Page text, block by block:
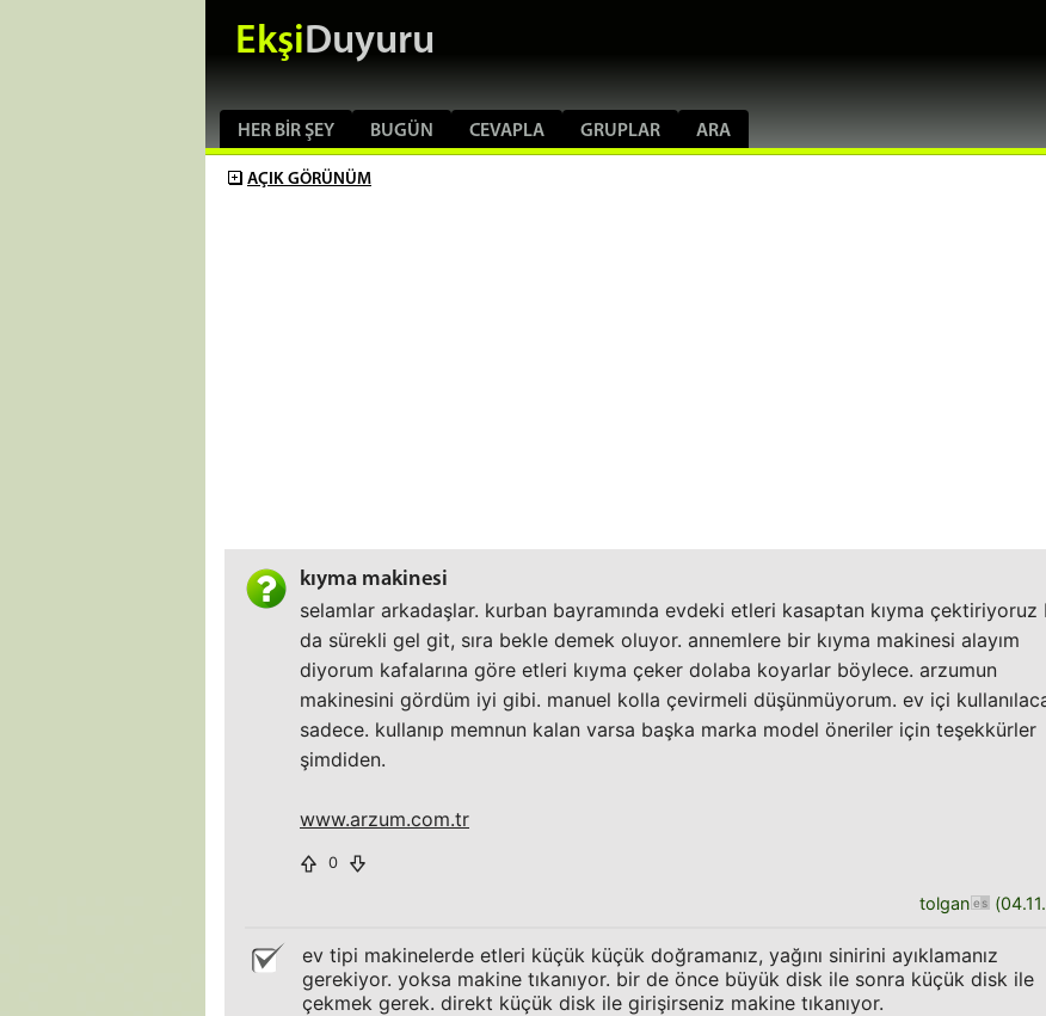
EkşiDuyuru
HER BIR ŞEY BUGÜN CEVAPLA GRUPLAR ARA
AÇIK GÖRÜNÜM
kıyma makinesi
selamlar arkadaşlar. kurban bayramında evdeki etleri kasaptan kıyma çektiriyoruz
da sürekli gel git, sıra bekle demek oluyor. annemlere bir kıyma makinesi alayım
diyorum kafalarına göre etleri kıyma çeker dolaba koyarlar böylece. arzumun
makinesini gördüm iyi gibi. manuel kolla çevirmeli düşünmüyorum. ev içi
sadece. kullanıp memnun kalan varsa başka marka model öneriler için teşekkürler
şimdiden.
www.arzum.com.tr
0
tolgan (
ev tipi makinelerde etleri küçük küçük doğramanız, yağını sinirini ayıklamanız
gerekiyor. yoksa makine tıkanıyor. bir de önce büyük disk ile sonra küçük disk ile
çekmek gerek. direkt küçük disk ile girişirseniz makine tıkanıyor.